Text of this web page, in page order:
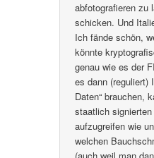
abfotografieren zu
schicken. Und
Ich fände schön,
könnte
genau wie es der
es dann (reguliert)
Daten“ brauchen,
staatlich
aufzugreifen wie
welchen